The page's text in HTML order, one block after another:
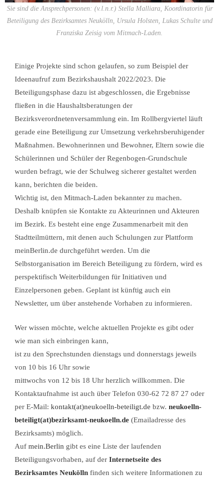
Sie sind die Ansprechpersonen: (v.l.n.r.) Stella Malliara, Koordinatorin für
Beteiligung des Bezirksamtes Neukölln, Ursula Holsten, Lukas Schulte und
Franziska Zeisig vom Mitmach-Laden.
Einige Projekte sind schon gelaufen, so zum Beispiel der
Ideenaufruf zum Bezirkshaushalt 2022/2023. Die
Beteiligungsphase dazu ist abgeschlossen, die Ergebnisse
fließen in die Haushaltsberatungen der
Bezirksverordnetenversammlung ein. Im Rollbergviertel läuft
gerade eine Beteiligung zur Umsetzung verkehrsberuhigender
Maßnahmen. Bewohnerinnen und Bewohner, Eltern sowie die
Schülerinnen und Schüler der Regenbogen-Grundschule
wurden befragt, wie der Schulweg sicherer gestaltet werden
kann, berichten die beiden.
Wichtig ist, den Mitmach-Laden bekannter zu machen.
Deshalb knüpfen sie Kontakte zu Akteurinnen und Akteuren
im Bezirk. Es besteht eine enge Zusammenarbeit mit den
Stadtteilmüttern, mit denen auch Schulungen zur Plattform
meinBerlin.de durchgeführt werden. Um die
Selbstorganisation im Bereich Beteiligung zu fördern, wird es
perspektifisch Weiterbildungen für Initiativen und
Einzelpersonen geben. Geplant ist künftig auch ein
Newsletter, um über anstehende Vorhaben zu informieren.
Wer wissen möchte, welche aktuellen Projekte es gibt oder
wie man sich einbringen kann,
ist zu den Sprechstunden dienstags und donnerstags jeweils
von 10 bis 16 Uhr sowie
mittwochs von 12 bis 18 Uhr herzlich willkommen. Die
Kontaktaufnahme ist auch über Telefon 030-62 72 87 27 oder
per E-Mail: kontakt(at)neukoelln-beteiligt.de bzw. neukoelln-
beteiligt(at)bezirksamt-neukoelln.de (Emailadresse des
Bezirksamts) möglich.
Auf mein.Berlin gibt es eine Liste der laufenden
Beteiligungsvorhaben, auf der Internetseite des
Bezirksamtes Neukölln finden sich weitere Informationen zu